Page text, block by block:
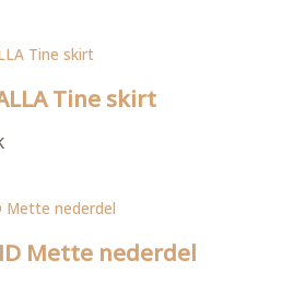
Tine skirt
Mette nederdel